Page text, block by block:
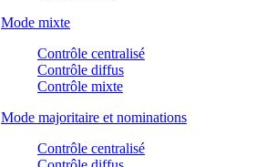
Mode mixte
Contrôle centralisé
Contrôle diffus
Contrôle mixte
Mode majoritaire et nominations
Contrôle centralisé